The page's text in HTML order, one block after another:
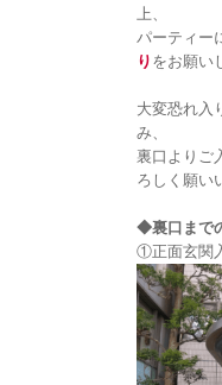
上、
パーティー
り をお願い
大変恐れ入
み、
裏口よりご
ろしく願い
◆裏口まで
①正面玄関